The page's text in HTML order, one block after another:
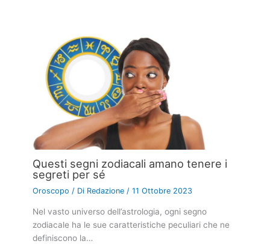
Questi segni zodiacali amano tenere i
segreti per sé
Oroscopo / Di Redazione /11 Ottobre 2023
Nel vasto universo dell’astrologia, ogni segno
zodiacale ha le sue caratteristiche peculiari che ne
definiscono la…